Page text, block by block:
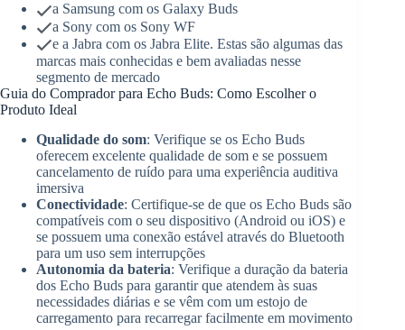
a Samsung com os Galaxy Buds
a Sony com os Sony WF
e a Jabra com os Jabra Elite. Estas são algumas das
marcas mais conhecidas e bem avaliadas nesse
segmento de mercado
Guia do Comprador para Echo Buds: Como Escolher o
Produto Ideal
Qualidade do som: Verifique se os Echo Buds
oferecem excelente qualidade de som e se possuem
cancelamento de ruído para uma experiência auditiva
imersiva
Conectividade: Certifique-se de que os Echo Buds são
compatíveis com o seu dispositivo (Android ou iOS) e
se possuem uma conexão estável através do Bluetooth
para um uso sem interrupções
Autonomia da bateria: Verifique a duração da bateria
dos Echo Buds para garantir que atendem às suas
necessidades diárias e se vêm com um estojo de
carregamento para recarregar facilmente em movimento